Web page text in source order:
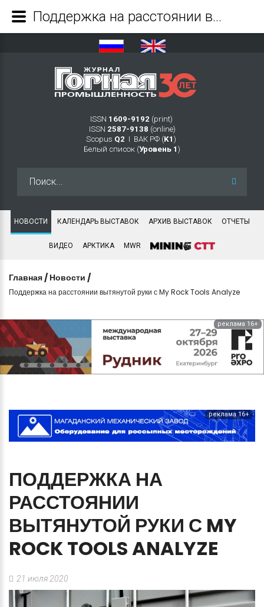
ISSN 1609-9192 (print)
ISSN 2587-9138 (online)
Scopus Q2 Ι ВАК РФ (K1 )
Белый список (Уровень 1 )
НОВОСТИ КАЛЕНДАРЬ ВЫСТАВОК АРХИВ ВЫСТАВОК ОТЧЕТЫ
ВИДЕО АРКТИКА MWR
Главная / Новости /
Поддержка на расстоянии вытянутой руки с My Rock Tools Analyze
реклама 16+
реклама 16+
ПОДДЕРЖКА НА
РАССТОЯНИИ
ВЫТЯНУТОЙ РУКИ С MY
ROCKTOOLSANALYZE
21 июля 2020
Поддержка на расстоянии вытянутой руки с My Rock Tools Analyze - Журнал Горная промышленность